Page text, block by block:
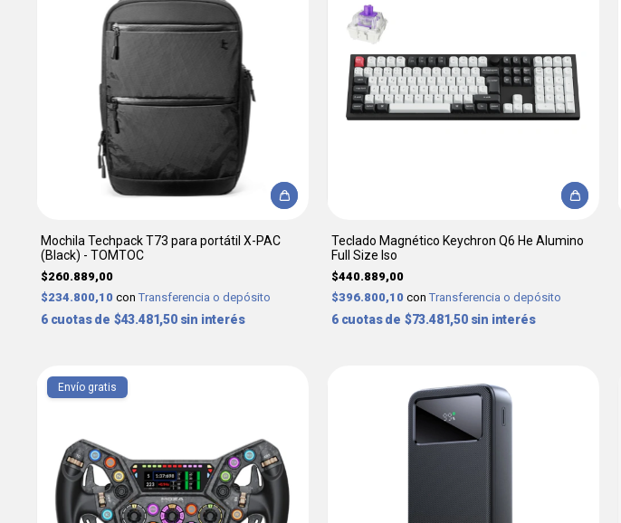
Mochila Techpack T73 para portátil X-PAC
(Black) - TOMTOC
$260.889,00
$234.800,10 con Transferencia o depósito
6 $43.481,50 sin interés
Teclado Magnético Keychron Q6 He Alumino
Full Size Iso
$440.889,00
$396.800,10 con Transferencia o depósito
6 $73.481,50 sin interés
Envío gratis